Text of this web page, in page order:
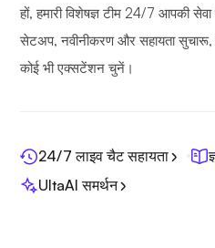
हों, हमारी विशेषज्ञ टीम 24/7 आपकी
सेटअप, नवीनीकरण और सहायता
कोई भी एक्सटेंशन चुनें।
24/7 लाइव चैट सहायता
UltaAI समर्थन